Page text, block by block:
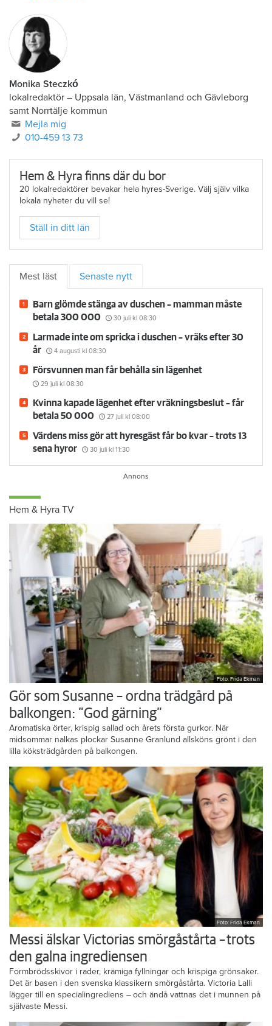
Monika Steczkó
lokalredaktör – Uppsala län, Västmanland och Gävleborg
samt Norrtälje kommun
Mejla mig
010-459 13 73
Hem & Hyra finns där du bor
20 lokalredaktörer bevakar hela hyres-Sverige. Välj själv vilka
lokala nyheter du vill se!
Ställ in ditt län
Mest läst Senaste nytt
Barn glömde stänga av duschen – mamman måste
betala 300 000
30 juli kl 08:30
Larmade inte om spricka i duschen – vräks efter 30
år
4 augusti kl 08:30
Försvunnen man får behålla sin lägenhet
29 juli kl 08:30
Kvinna kapade lägenhet efter vräkningsbeslut – får
betala 50 000
27 juli kl 08:00
Värdens miss gör att hyresgäst får bo kvar – trots 13
sena hyror
30 juli kl 11:30
Hem & Hyra TV
Foto: Frida Ekman
Gör som Susanne – ordna trädgård på
balkongen: ”God gärning”
Aromatiska örter, krispig sallad och årets första gurkor. När
midsommar nalkas plockar Susanne Granlund allsköns grönt i den
lilla köksträdgården på balkongen.
Foto: Frida Ekman
Messi älskar Victorias smörgåstårta – trots
den galna ingrediensen
Formbrödsskivor i rader, krämiga fyllningar och krispiga grönsaker.
Det är basen i den svenska klassikern smörgåstårta. Victoria Lalli
lägger till en specialingrediens – och ändå vattnas det i munnen på
självaste Messi.